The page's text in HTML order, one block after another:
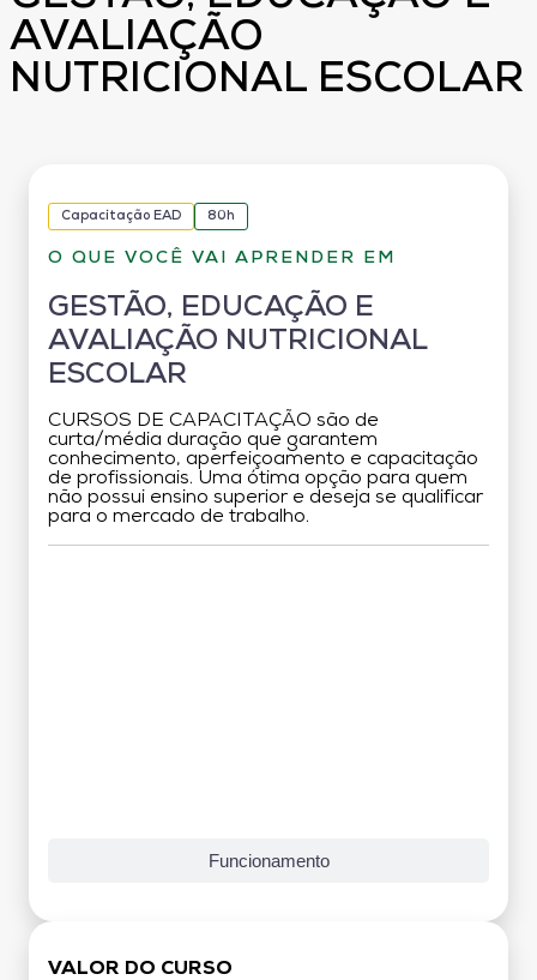
AVALIAÇÃO
NUTRICIONAL ESCOLAR
Capacitação EAD 80h
O QUE VOCÊ VAI APRENDER EM
GESTÃO, EDUCAÇÃO E
AVALIAÇÃO NUTRICIONAL
ESCOLAR
CURSOS DE CAPACITAÇÃO são de
curta/média duração que garantem
conhecimento, aperfeiçoamento e capacitação
de profissionais. Uma ótima opção para quem
não possui ensino superior e deseja se qualificar
para o mercado de trabalho.
Funcionamento
VALOR DO CURSO